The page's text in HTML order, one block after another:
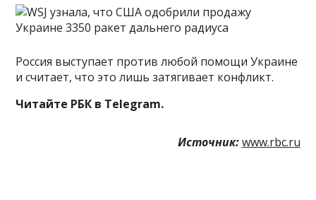
Россия выступает против любой помощи Украине
и считает, что это лишь затягивает конфликт.
Читайте РБК в Telegram.
Источник: www.rbc.ru